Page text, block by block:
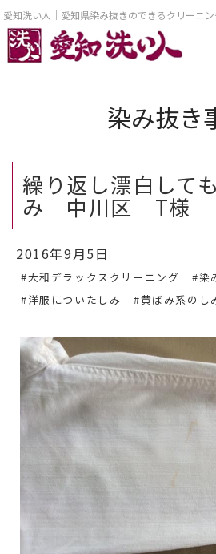
愛知洗い人｜愛知県染み抜きのできるクリーニ
染み抜き
繰り返し漂白して
み 中川区 T様
2016年9月5日
#大和デラックスクリーニング
#染
#洋服についたしみ
#黄ばみ系のし